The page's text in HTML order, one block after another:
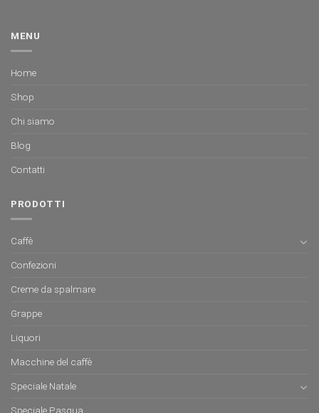
MENU
Home
Shop
Chi siamo
Blog
Contatti
PRODOTTI
Caffè
Confezioni
Creme da spalmare
Grappe
Liquori
Macchine del caffè
Speciale Natale
Speciale Pasqua